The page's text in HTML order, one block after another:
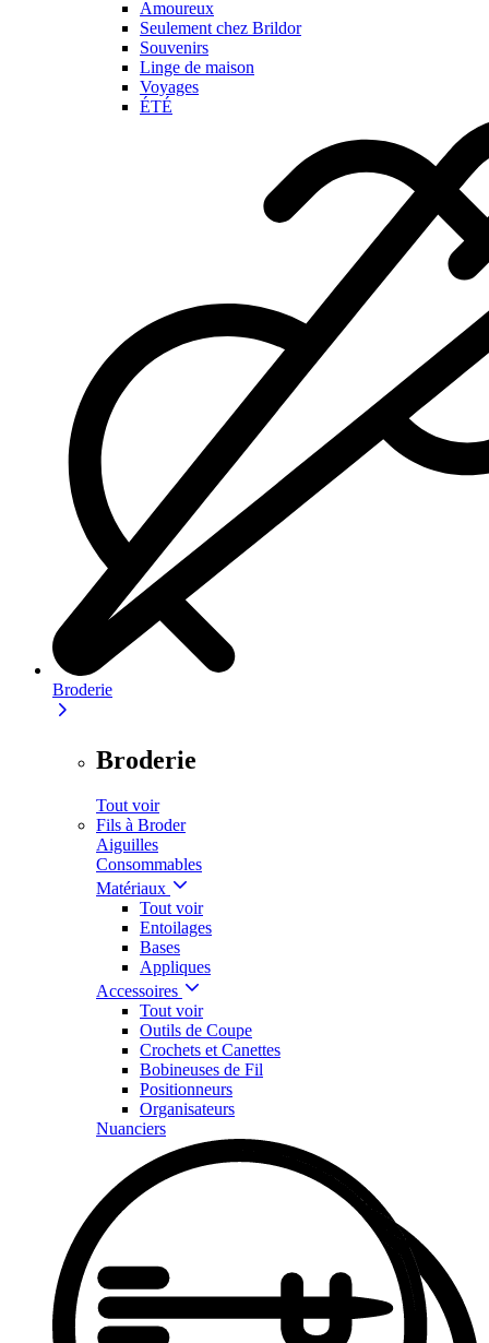
Amoureux
Seulement chez Brildor
Souvenirs
Linge de maison
Voyages
ÉTÉ
Broderie
Broderie
Tout voir
Fils à Broder
Aiguilles
Consommables
Matériaux
Tout voir
Entoilages
Bases
Appliques
Accessoires
Tout voir
Outils de Coupe
Crochets et Canettes
Bobineuses de Fil
Positionneurs
Organisateurs
Nuanciers